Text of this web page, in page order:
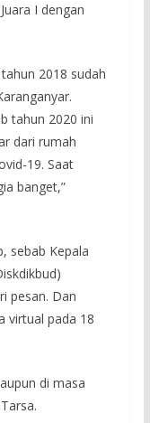
I dengan
2018 sudah
tahun 2020 ini
dari rumah
19. Saat
banget,”
sebab Kepala
pesan. Dan
virtual pada 18
di masa